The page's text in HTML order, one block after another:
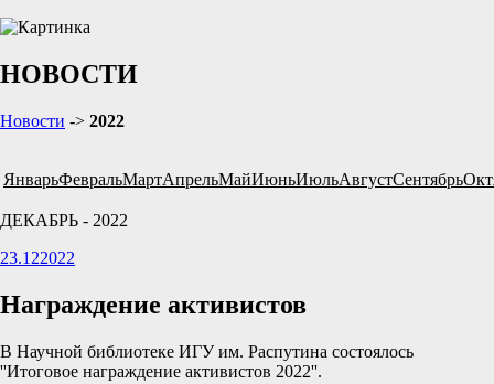
НОВОСТИ
Новости -> 2022
ЯнварьФевральМартАпрельМайИюньИюльАвгустСентябрь
ДЕКАБРЬ - 2022
23.122022
Награждение активистов
В Научной библиотеке ИГУ им. Распутина состоялось
''Итоговое награждение активистов 2022''.